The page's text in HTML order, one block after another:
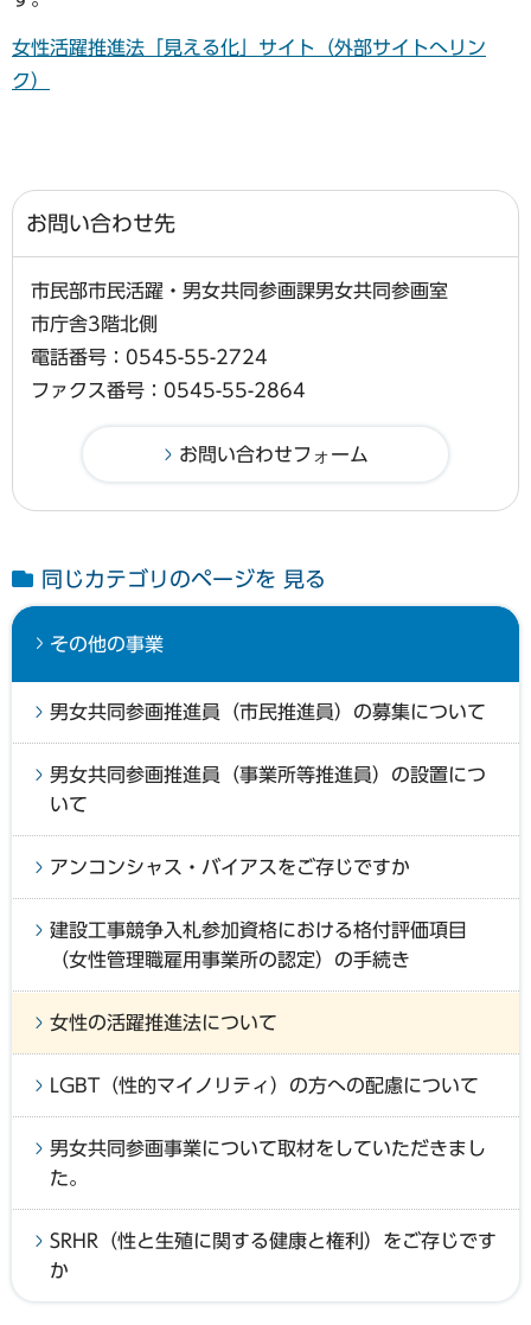
女性活躍推進法「見える化」サイト（外部サイトへリン
ク）
お問い合わせ先
市民部市民活躍・男女共同参画課男女共同参画室
市庁舎3階北側
電話番号：0545-55-2724
ファクス番号：0545-55-2864
同じカテゴリのページを 見る
その他の事業
男女共同参画推進員（市民推進員）の募集について
男女共同参画推進員（事業所等推進員）の設置につ
いて
アンコンシャス・バイアスをご存じですか
建設工事競争入札参加資格における格付評価項目
（女性管理職雇用事業所の認定）の手続き
女性の活躍推進法について
LGBT（性的マイノリティ）の方への配慮について
男女共同参画事業について取材をしていただきまし
た。
SRHR（性と生殖に関する健康と権利）をご存じです
か